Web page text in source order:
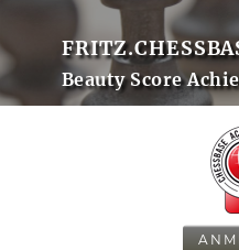
Beauty Score